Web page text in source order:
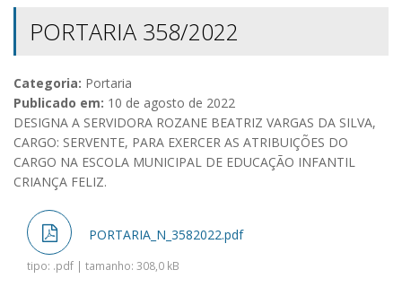
PORTARIA 358/2022
Categoria: Portaria
Publicado em: 10 de agosto de 2022
DESIGNA A SERVIDORA ROZANE BEATRIZ VARGAS DA SILVA,
CARGO: SERVENTE, PARA EXERCER AS ATRIBUIÇÕES DO
CARGO NA ESCOLA MUNICIPAL DE EDUCAÇÃO INFANTIL
CRIANÇA FELIZ.
PORTARIA_N_3582022.pdf
tipo: .pdf | tamanho: 308,0 kB